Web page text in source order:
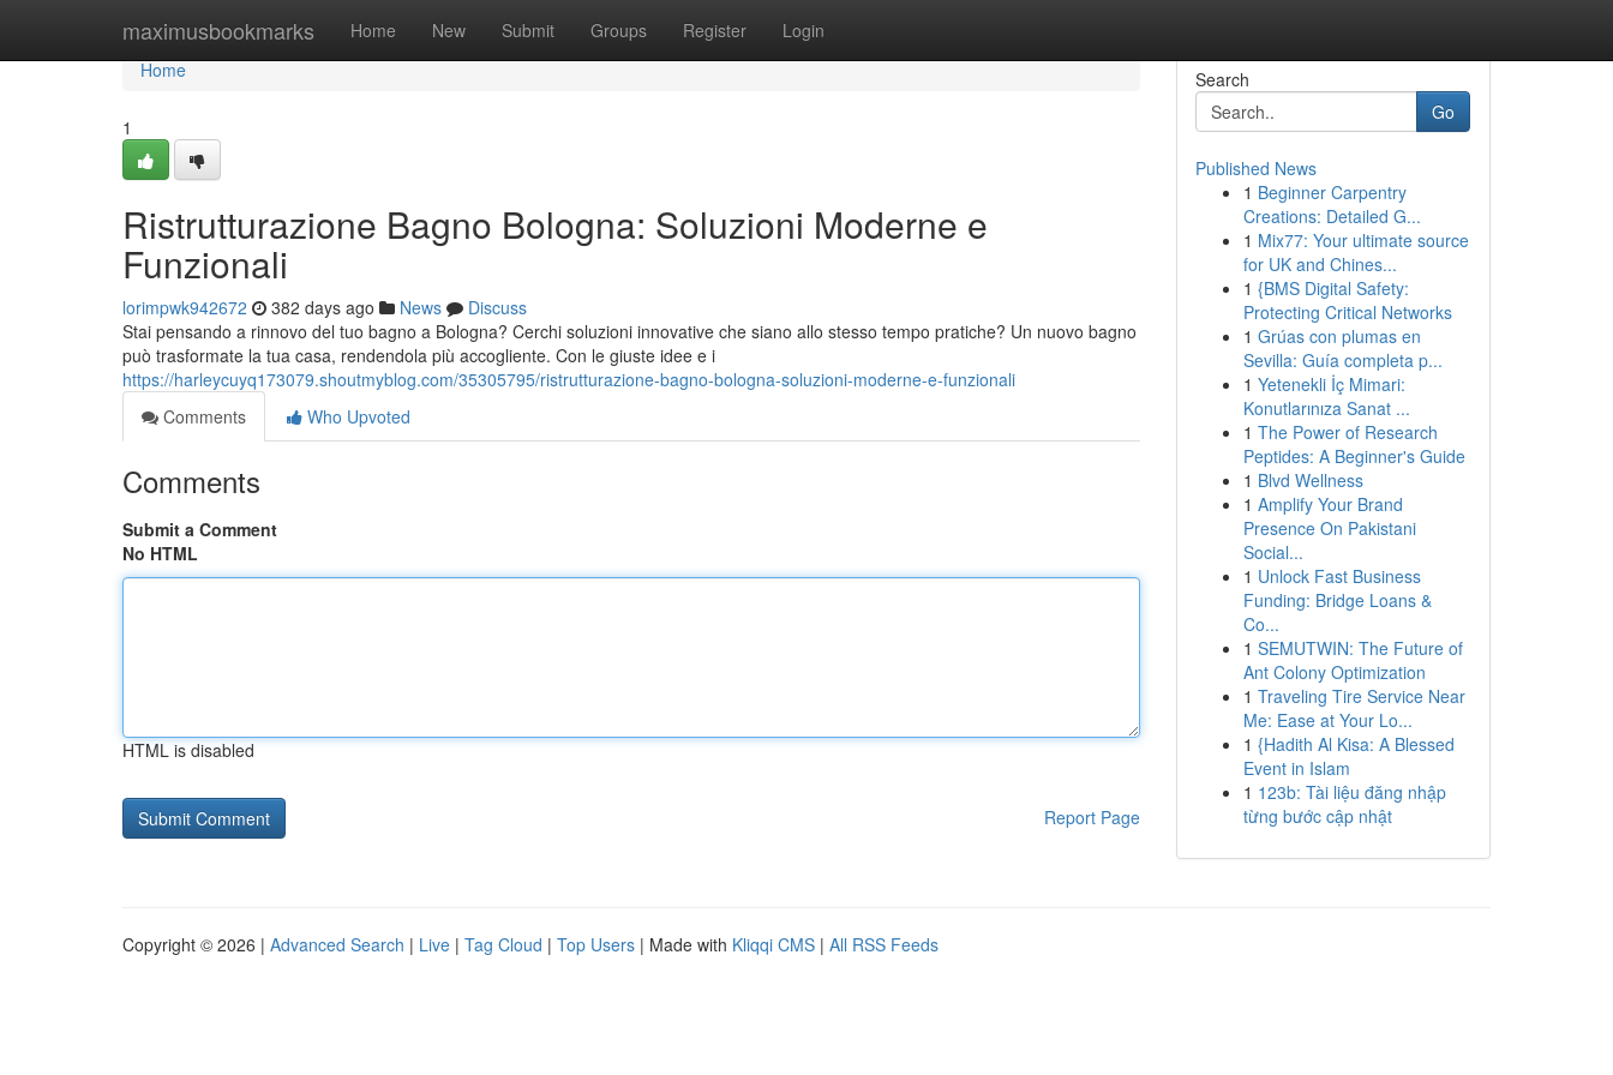
maximusbookmarks Home New Submit Groups Register Login
Home
Home
1
Ristrutturazione Bagno Bologna: Soluzioni Moderne e
Funzionali
lorimpwk942672 382 days ago News
Discuss
Stai pensando a rinnovo del tuo bagno a Bologna? Cerchi soluzioni innovative che siano allo stesso tempo pratiche? Un nuovo bagno
può trasformate la tua casa, rendendola più accogliente. Con le giuste idee e i
https://harleycuyq173079.shoutmyblog.com/35305795/ristrutturazione-bagno-bologna-soluzioni-moderne-e-funzionali
Comments
Who Upvoted
Comments
Submit a Comment
No HTML
HTML is disabled
Report Page
Search
Go
Published News
1 Beginner Carpentry
Creations: Detailed G...
1 Mix77: Your ultimate source
for UK and Chines...
1 {BMS Digital Safety:
Protecting Critical Networks
1 Grúas con plumas en
Sevilla: Guía completa p...
1 Yetenekli İç Mimari:
Konutlarınıza Sanat ...
1 The Power of Research
Peptides: A Beginner's Guide
1 Blvd Wellness
1 Amplify Your Brand
Presence On Pakistani
Social...
1 Unlock Fast Business
Funding: Bridge Loans &
Co...
1 SEMUTWIN: The Future of
Ant Colony Optimization
1 Traveling Tire Service Near
Me: Ease at Your Lo...
1 {Hadith Al Kisa: A Blessed
Event in Islam
1 123b: Tài liệu đăng nhập
từng bước cập nhật
Copyright © 2026 | Advanced Search | Live | Tag Cloud | Top Users | Made with Kliqqi CMS | All RSS Feeds